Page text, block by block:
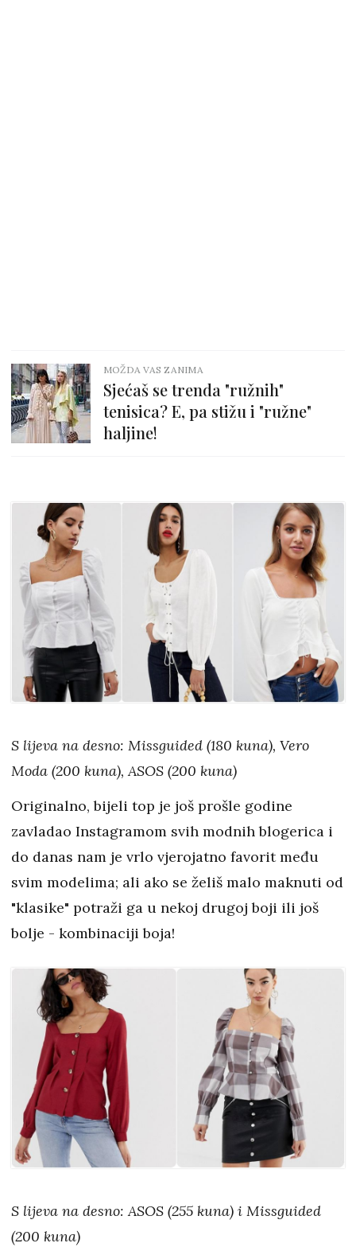
MOŽDA VAS ZANIMA
Sjećaš se trenda "ružnih"
tenisica? E, pa stižu i "ružne"
haljine!
S lijeva na desno: Missguided (180 kuna), Vero
Moda (200 kuna), ASOS (200 kuna)
Originalno, bijeli top je još prošle godine
zavladao Instagramom svih modnih blogerica i
do danas nam je vrlo vjerojatno favorit među
svim modelima; ali ako se želiš malo maknuti od
"klasike" potraži ga u nekoj drugoj boji ili još
bolje - kombinaciji boja!
S lijeva na desno: ASOS (255 kuna) i Missguided
(200 kuna)